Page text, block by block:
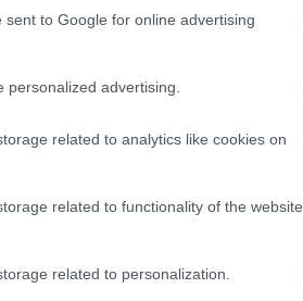
to Google for online advertising
advertising.
related to analytics like cookies on
related to functionality of the website
related to personalization.
raggiungendo i 74,22